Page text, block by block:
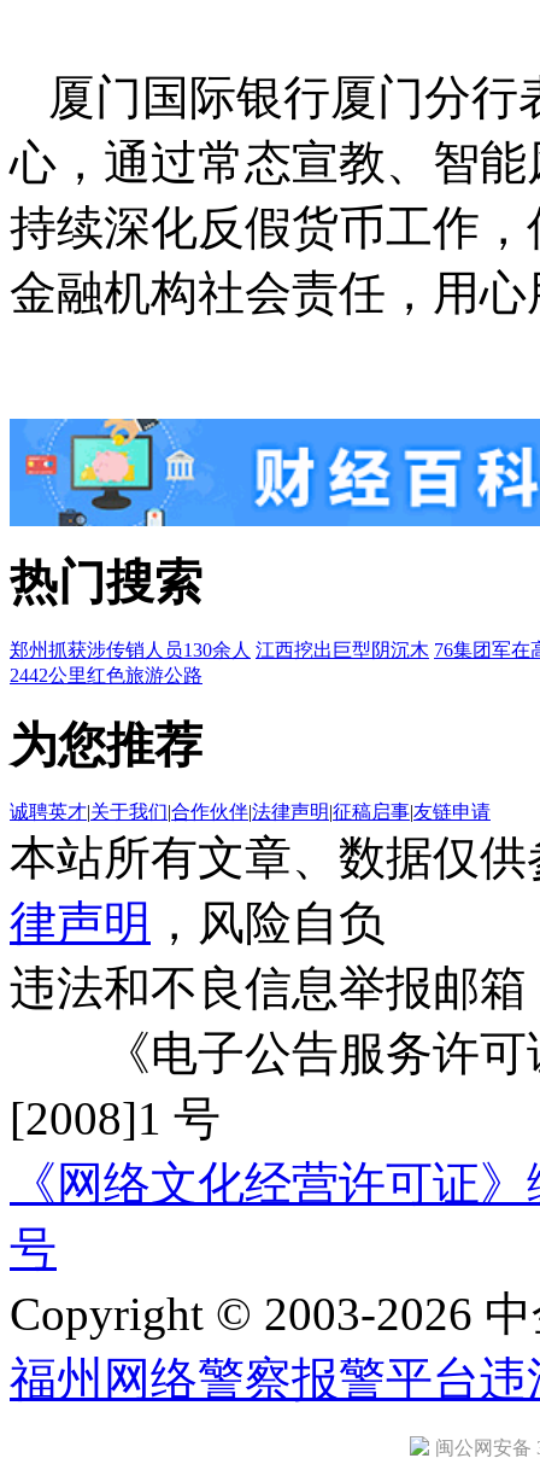
厦门国际银行厦门分行
心，通过常态宣教、智
持续深化反假货币工作
金融机构社会责任，用
热门搜索
郑州抓获涉传销人员130余人 江西挖出巨型阴沉木 76集团军在
2442公里红色旅游公路
为您推荐
诚聘英才|关于我们|合作伙伴|法律声明|征稿启事|友链申请
本站所有文章、数据仅
律声明 ，风险自负
违法和不良信息举报邮箱
《电子公告服务许可
[2008]1 号
《网络文化经营许可证
号
Copyright © 2003-2026
福州网络警察报警平台违
闽公网安备